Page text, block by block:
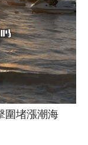
圍堵漲潮海